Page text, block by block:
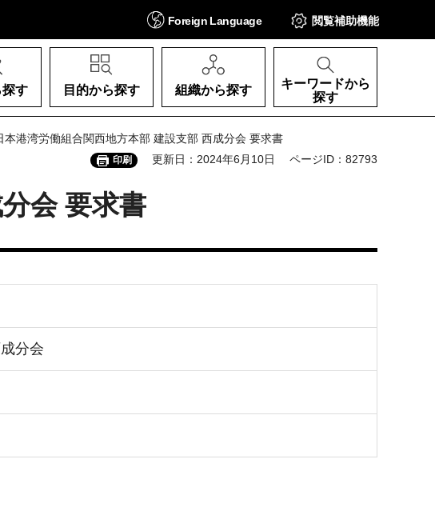
Foreign Language 閲覧補助機能
す 目的から探す 組織から探す
キーワードから
探す
本港湾労働組合関西地方本部 建設支部 西成分会 要求書
印刷 更新日：2024年6月10日 ページID：82793
会 要求書
分会